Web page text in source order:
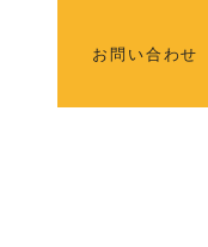
お問い合わせ